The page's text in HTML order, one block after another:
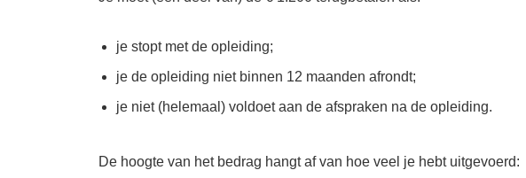
je stopt met de opleiding;
je de opleiding niet binnen 12 maanden afrondt;
je niet (helemaal) voldoet aan de afspraken na de opleiding.
De hoogte van het bedrag hangt af van hoe veel je hebt uitgevoerd: